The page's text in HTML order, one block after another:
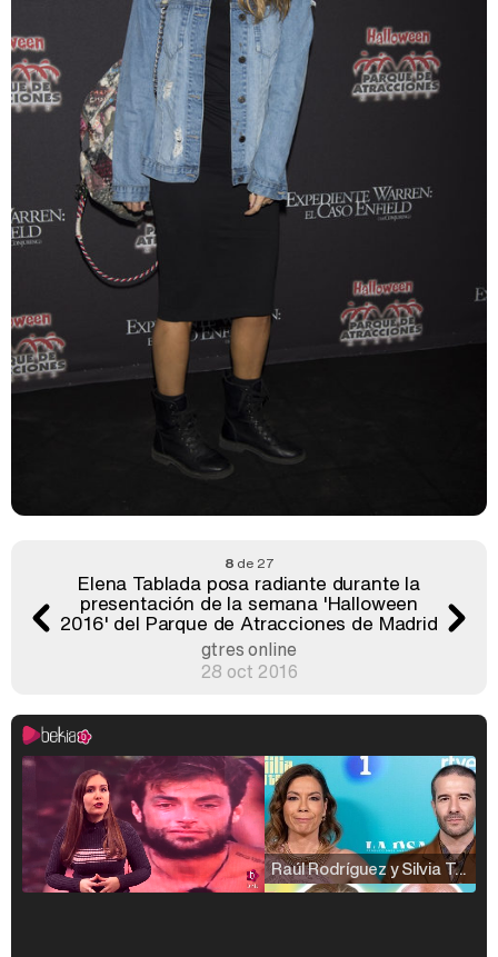
8 de 27
Elena Tablada posa radiante durante la
presentación de la semana 'Halloween
2016' del Parque de Atracciones de Madrid
gtres online
28 oct 2016
Raúl Rodríguez y Silvia Taulés nos cuentan su papel en 'La familia de la tele'